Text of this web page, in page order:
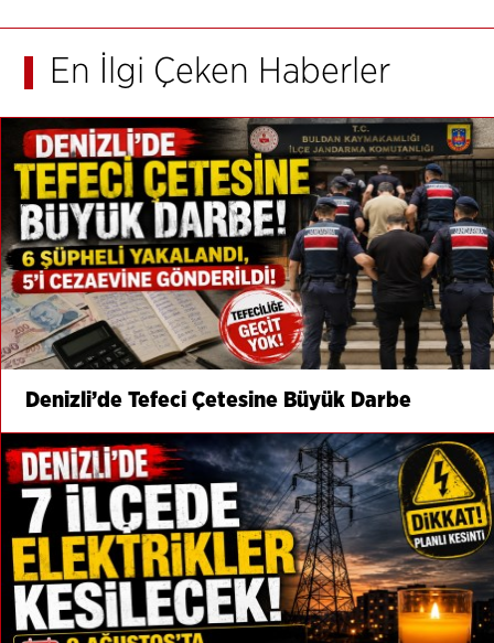
En İlgi Çeken Haberler
Denizli’de Tefeci Çetesine Büyük Darbe